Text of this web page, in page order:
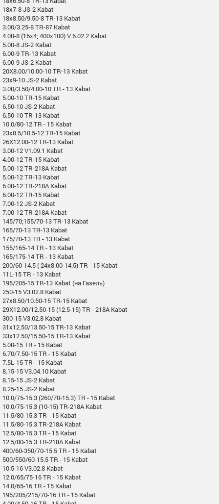
18x7-8 JS-2 Kabat
18x8.50/9.50-8 TR-13 Kabat
3.00/3.25-8 TR-87 Kabat
4.00-8 (16x4; 400x100) V 6.02.2 Kabat
5.00-8 JS-2 Kabat
6.00-9 TR-13 Kabat
6.00-9 JS-2 Kabat
20X8.00/10.00-10 TR-13 Kabat
23x9-10 JS-2 Kabat
3.00/3.50/4.00-10 TR - 13 Kabat
5.00-10 TR-15 Kabat
6.50-10 JS-2 Kabat
6.50-10 TR-13 Kabat
10.0/80-12 TR - 15 Kabat
23x8.5/10.5-12 TR-15 Kabat
26X12.00-12 TR-13 Kabat
3.00-12 V1.09.1 Kabat
4.00-12 TR-15 Kabat
5.00-12 TR-218A Kabat
5.00-12 TR-13 Kabat
6.00-12 TR-218A Kabat
6.00-12 TR-15 Kabat
7.00-12 JS-2 Kabat
7.00-12 TR-218A Kabat
145/70;155/70-13 TR-13 Kabat
165/70-13 TR-13 Kabat
175/70-13 TR - 13 Kabat
155/165-14 TR - 13 Kabat
165/175-14 TR - 13 Kabat
200/60-14.5 ( 24x8.00-14.5) TR - 15 Kabat
11L-15 TR - 13 Kabat
195/205-15 TR-13 Kabat (на Газель)
250-15 V3.02.8 Kabat
27x8.50/10.50-15 TR-15 Kabat
29X12.00/12.50-15 (12.5-15) TR - 218A Kabat
300-15 V3.02.8 Kabat
31x12.50/13.50-15 TR-13 Kabat
33x12.50/15.50-15 TR-13 Kabat
5.00-15 TR - 15 Kabat
6.70/7.50-15 TR - 15 Kabat
7.5L-15 TR - 15 Kabat
8.15-15 V3.04.10 Kabat
8.15-15 JS-2 Kabat
8.25-15 JS-2 Kabat
10.0/75-15.3 (260/70-15.3) TR - 15 Kabat
10.0/75-15.3 (10-15) TR-218A Kabat
11.5/80-15.3 TR - 15 Kabat
11.5/80-15.3 TR-218A Kabat
12.5/80-15.3 TR - 15 Kabat
12.5/80-15.3 TR-218A Kabat
400/60-350/70-15.5 TR - 15 Kabat
500/550/60-15.5 TR - 15 Kabat
10.5-16 V3.02.8 Kabat
12.0/65/75-16 TR - 15 Kabat
14.0/65-16 TR - 15 Kabat
195/205/215/70-16 TR - 15 Kabat